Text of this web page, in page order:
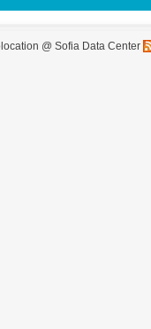
@ Sofia Data Center